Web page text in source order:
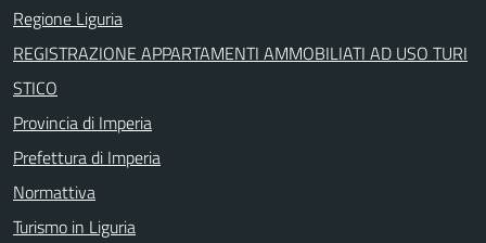
Regione Liguria
REGISTRAZIONE APPARTAMENTI AMMOBILIATI AD USO TURI
STICO
Provincia di Imperia
Prefettura di Imperia
Normattiva
Turismo in Liguria